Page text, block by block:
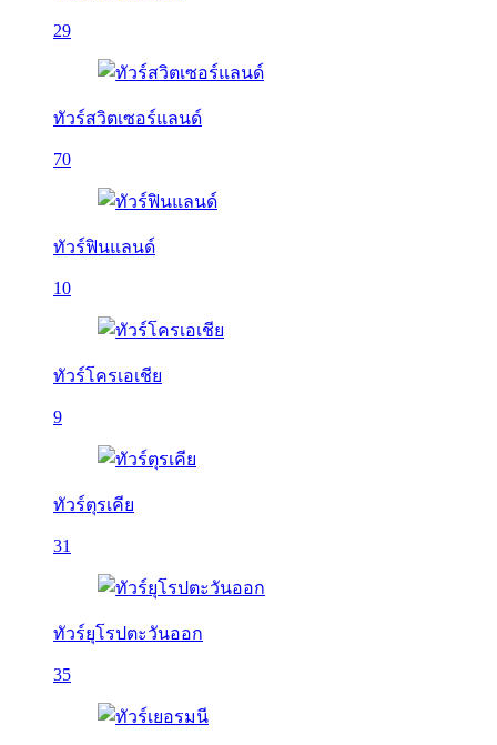
29
ทัวร์สวิตเซอร์แลนด์
70
ทัวร์ฟินแลนด์
10
ทัวร์โครเอเชีย
9
ทัวร์ตุรเคีย
31
ทัวร์ยุโรปตะวันออก
35